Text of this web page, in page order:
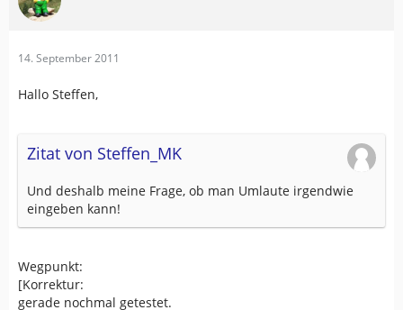
14. September 2011
Hallo Steffen,
Zitat von Steffen_MK
Und deshalb meine Frage, ob man Umlaute irgendwie
eingeben kann!
Wegpunkt:
[Korrektur:
gerade nochmal getestet.